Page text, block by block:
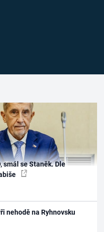
smál se Staněk. Dle
nehodě na Ryhnovsku